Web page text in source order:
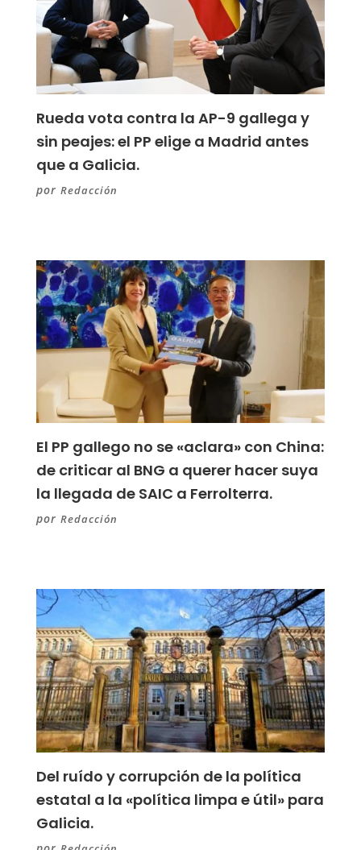
Rueda vota contra la AP-9 gallega y
sin peajes: el PP elige a Madrid antes
que a Galicia.
por Redacción
El PP gallego no se «aclara» con China:
de criticar al BNG a querer hacer suya
la llegada de SAIC a Ferrolterra.
por Redacción
Del ruído y corrupción de la política
estatal a la «política limpa e útil» para
Galicia.